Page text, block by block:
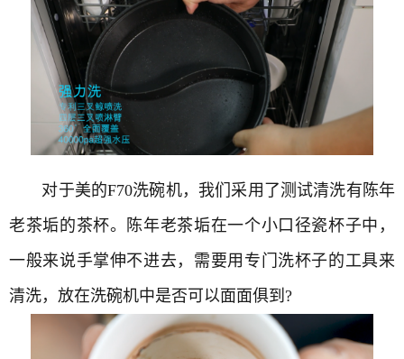
对于美的F70洗碗机，我们采用了测试清洗有陈年
老茶垢的茶杯。陈年老茶垢在一个小口径瓷杯子中，
一般来说手掌伸不进去，需要用专门洗杯子的工具来
清洗，放在洗碗机中是否可以面面俱到?